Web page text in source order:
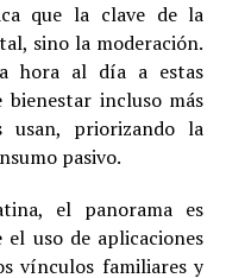
que la clave de la
sino la moderación.
hora al día a estas
bienestar incluso más
usan, priorizando la
pasivo.
el panorama es
uso de aplicaciones
vínculos familiares y